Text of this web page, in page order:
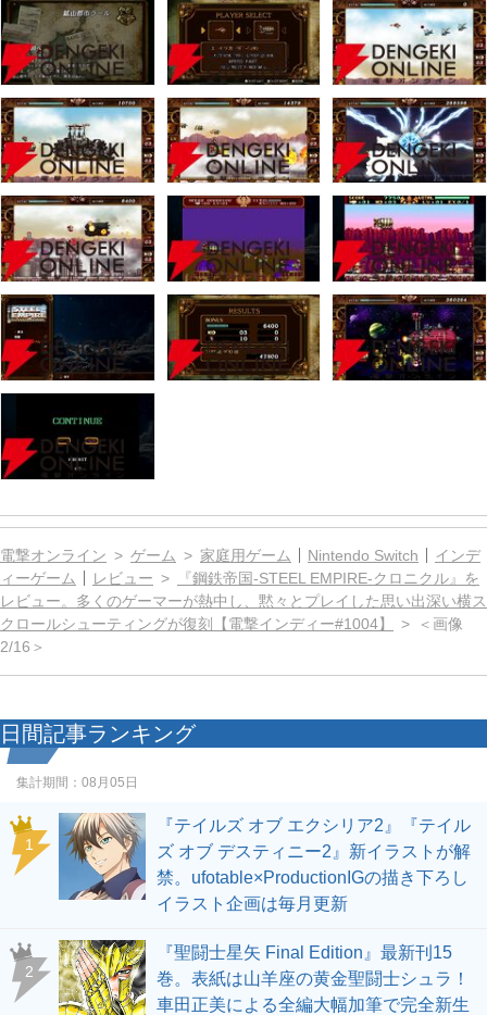
電撃オンライン ゲーム 家庭用ゲーム Nintendo Switch
インデ
ィーゲーム
レビュー
『鋼鉄帝国-STEEL EMPIRE-クロニクル』を
レビュー。多くのゲーマーが熱中し、黙々とプレイした思い出深い横ス
クロールシューティングが復刻【電撃インディー#1004】
＜画像
2/16＞
日間記事ランキング
集計期間： 08月05日
1
『テイルズ オブ エクシリア2』『テイル
ズ オブ デスティニー2』新イラストが解
禁。ufotable×ProductionIGの描き下ろし
イラスト企画は毎月更新
2
『聖闘士星矢 Final Edition』最新刊15
巻。表紙は山羊座の黄金聖闘士シュラ！
車田正美による全編大幅加筆で完全新生